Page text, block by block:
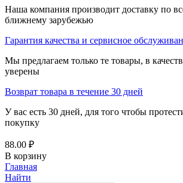
Наша компания производит доставку по
ближнему зарубежью
Гарантия качества и сервисное
Мы предлагаем только те товары, в
уверены
Возврат товара в течение 30 дней
У вас есть 30 дней, для того чтобы
покупку
88.00 ₽
В корзину
Главная
Найти